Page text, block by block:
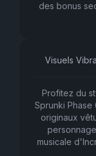
des bonus
Visuels
Profitez du
Sprunki
originaux
musicale